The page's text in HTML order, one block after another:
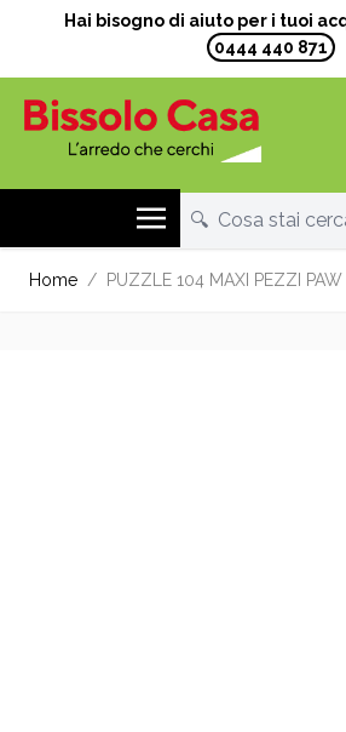
Hai bisogno di aiuto per i tuoi
0444 440 871
Home / PUZZLE 104 MAXI PEZZI